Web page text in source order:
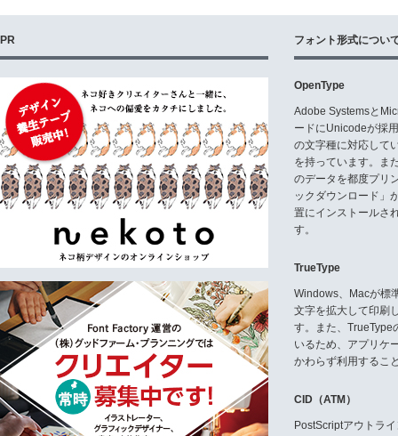
PR フォント形式につい
OpenType
Adobe Systemsと
ードにUnicodeが採
の文字種に対応して
を持っています。ま
のデータを都度プリ
ックダウンロード」
置にインストールさ
す。
TrueType
Windows、Macが標
文字を拡大して印刷
す。また、TrueType
いるため、アプリケ
かわらず利用するこ
CID（ATM）
PostScriptアウトラ